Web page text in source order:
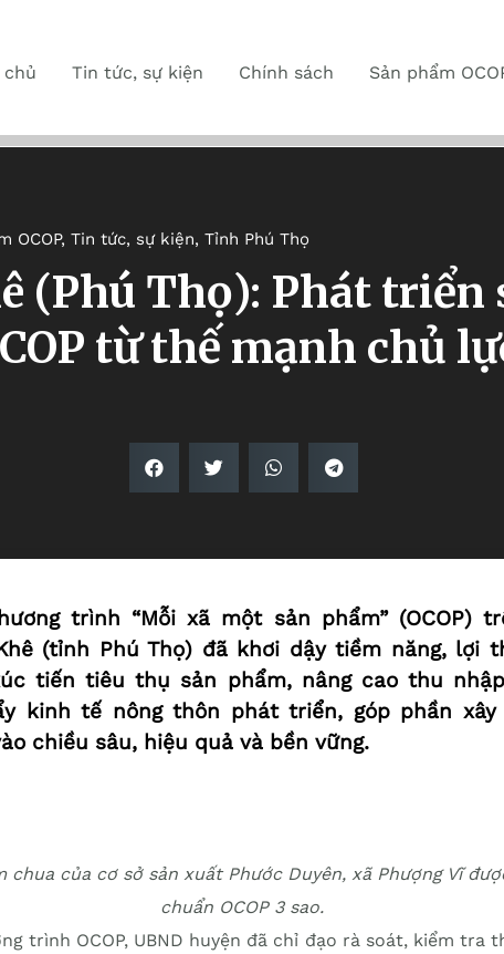
chủ Tin tức, sự kiện Chính sách Sản phẩm
OCOP, Tin tức, sự kiện, Tỉnh Phú Thọ
(Phú Thọ): Phát triển
từ thế mạnh chủ
trình “Mỗi xã một sản phẩm” (OCOP)
(tỉnh Phú Thọ) đã khơi dậy tiềm năng, lợi
tiến tiêu thụ sản phẩm, nâng cao thu
kinh tế nông thôn phát triển, góp phần xây
chiều sâu, hiệu quả và bền vững.
chua của cơ sở sản xuất Phước Duyên, xã Phượng Vĩ
chuẩn OCOP 3 sao.
trình OCOP, UBND huyện đã chỉ đạo rà soát, kiểm tra